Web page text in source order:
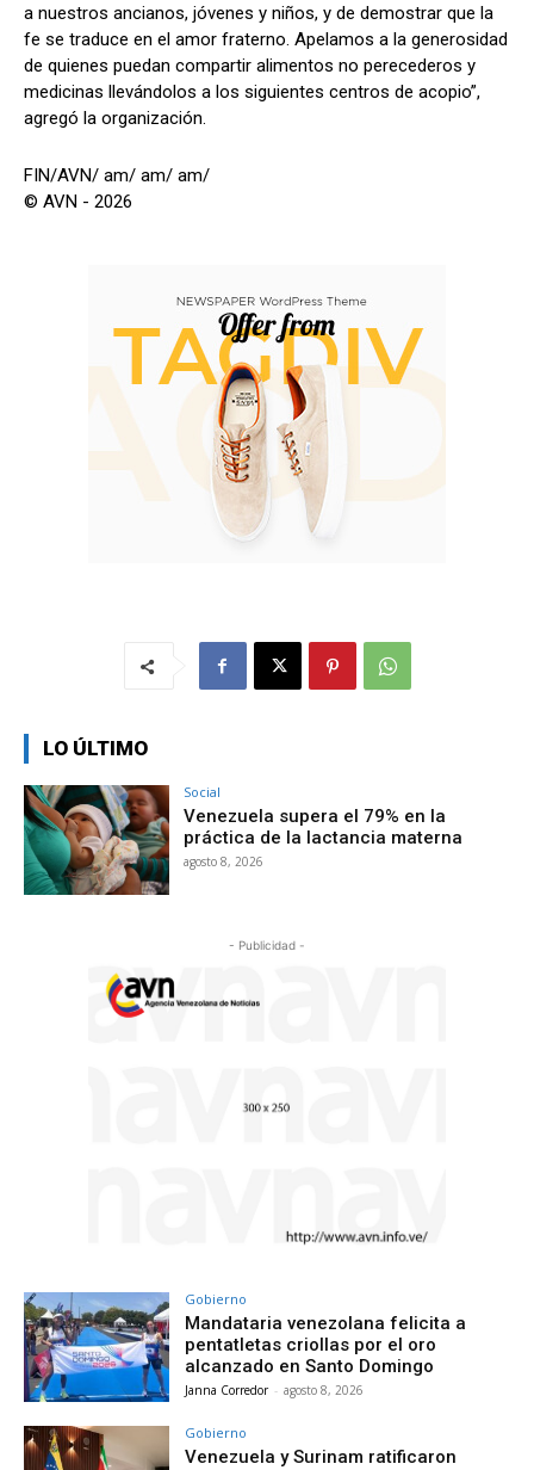
a nuestros ancianos, jóvenes y niños, y de demostrar que la
fe se traduce en el amor fraterno. Apelamos a la generosidad
de quienes puedan compartir alimentos no perecederos y
medicinas llevándolos a los siguientes centros de acopio”,
agregó la organización.
FIN/AVN/ am/ am/ am/
© AVN - 2026
LO ÚLTIMO
Social
Venezuela supera el 79% en la
práctica de la lactancia materna
agosto 8, 2026
- Publicidad -
Gobierno
Mandataria venezolana felicita a
pentatletas criollas por el oro
alcanzado en Santo Domingo
Janna Corredor - agosto 8, 2026
Gobierno
Venezuela y Surinam ratificaron